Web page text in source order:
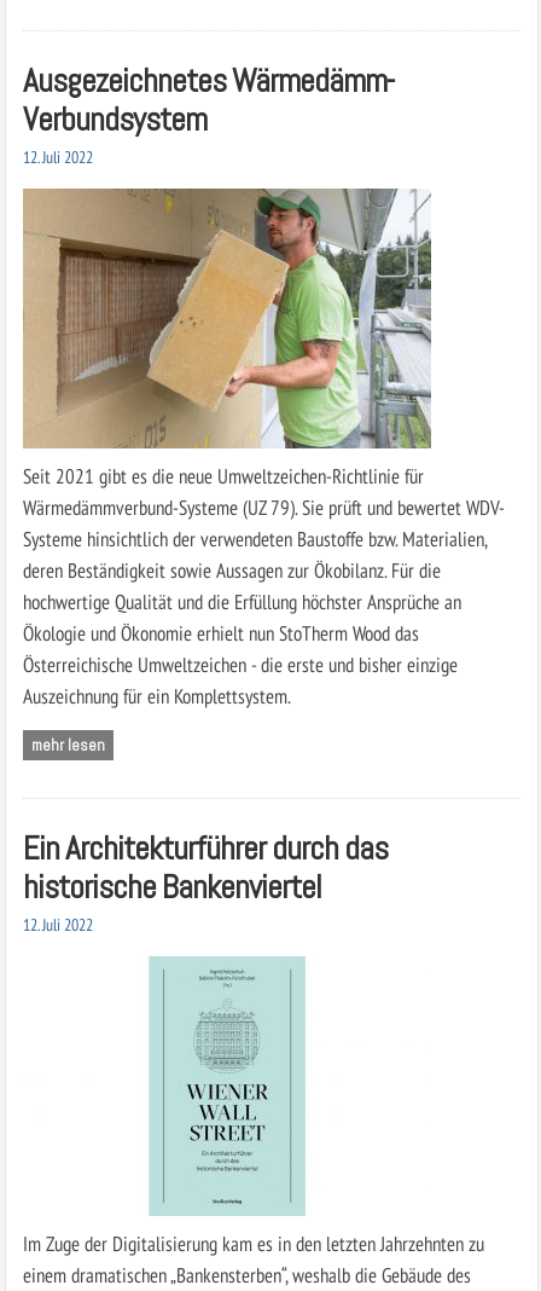
Ausgezeichnetes Wärmedämm-
Verbundsystem
12. Juli 2022
Seit 2021 gibt es die neue Umweltzeichen-Richtlinie für
Wärmedämmverbund-Systeme (UZ 79). Sie prüft und bewertet WDV-
Systeme hinsichtlich der verwendeten Baustoffe bzw. Materialien,
deren Beständigkeit sowie Aussagen zur Ökobilanz. Für die
hochwertige Qualität und die Erfüllung höchster Ansprüche an
Ökologie und Ökonomie erhielt nun StoTherm Wood das
Österreichische Umweltzeichen - die erste und bisher einzige
Auszeichnung für ein Komplettsystem.
mehr lesen
Ein Architekturführer durch das
historische Bankenviertel
12. Juli 2022
Im Zuge der Digitalisierung kam es in den letzten Jahrzehnten zu
einem dramatischen „Bankensterben“, weshalb die Gebäude des